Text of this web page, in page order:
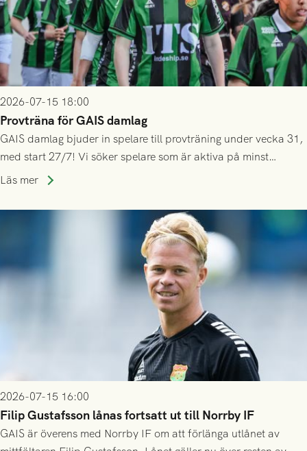
2026-07-15 18:00
Provträna för GAIS damlag
GAIS damlag bjuder in spelare till provträning under vecka 31,
med start 27/7! Vi söker spelare som är aktiva på minst
division 3-nivå.
Läs mer
2026-07-15 16:00
Filip Gustafsson lånas fortsatt ut till Norrby IF
GAIS är överens med Norrby IF om att förlänga utlånet av